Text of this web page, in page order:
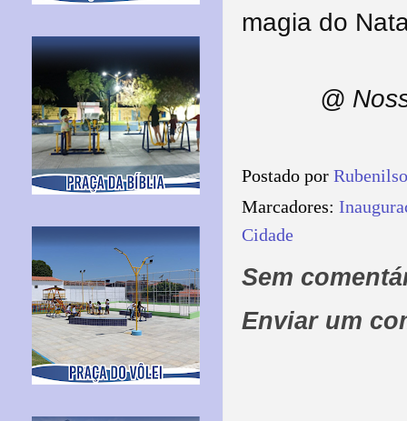
magia do
@
Postado por
Marcadores:
Cidade
Sem
Enviar um